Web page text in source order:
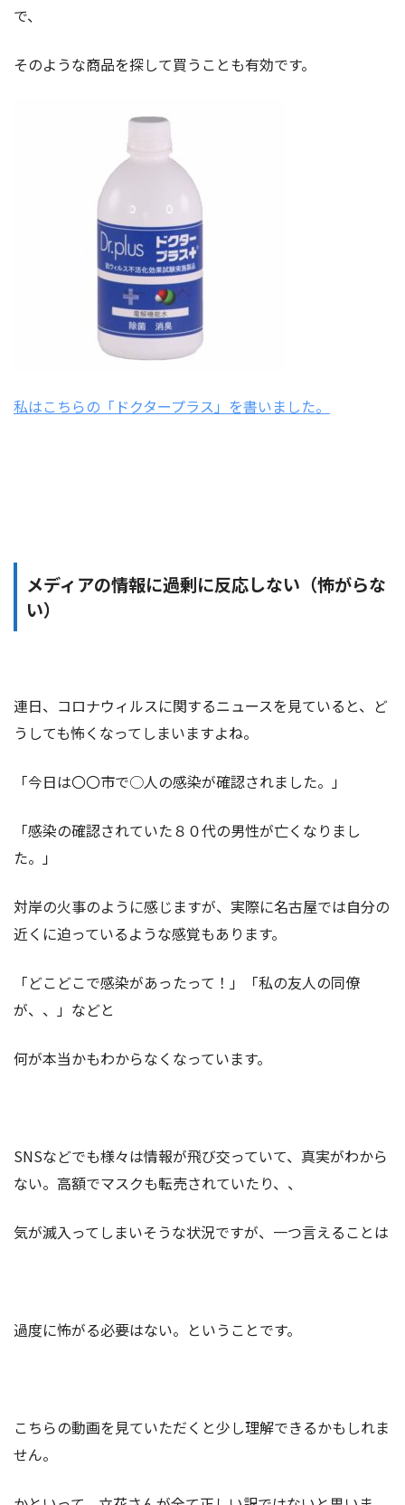
で、
そのような商品を探して買うことも有効です。
私はこちらの「ドクタープラス」を書いました。
メディアの情報に過剰に反応しない（怖がらな
い）
連日、コロナウィルスに関するニュースを見ていると、ど
うしても怖くなってしまいますよね。
「今日は〇〇市で○人の感染が確認されました。」
「感染の確認されていた８０代の男性が亡くなりまし
た。」
対岸の火事のように感じますが、実際に名古屋では自分の
近くに迫っているような感覚もあります。
「どこどこで感染があったって！」「私の友人の同僚
が、、」などと
何が本当かもわからなくなっています。
SNSなどでも様々は情報が飛び交っていて、真実がわから
ない。高額でマスクも転売されていたり、、
気が滅入ってしまいそうな状況ですが、一つ言えることは
過度に怖がる必要はない。ということです。
こちらの動画を見ていただくと少し理解できるかもしれま
せん。